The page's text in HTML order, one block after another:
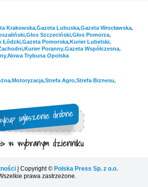
Krakowska,Gazeta Lubuska,Gazeta Wrocławska,
,Głos Szczeciński,Głos Pomorza,
Łódzki,Gazeta Pomorska,Kurier Lubelski,
,Kurier Poranny,Gazeta Współczesna,
,Nowa Trybuna Opolska
,Motoryzacja,Strefa Agro,Strefa Biznesu,
| Copyright © Polska Press Sp. z o.o.
prawa zastrzeżone.